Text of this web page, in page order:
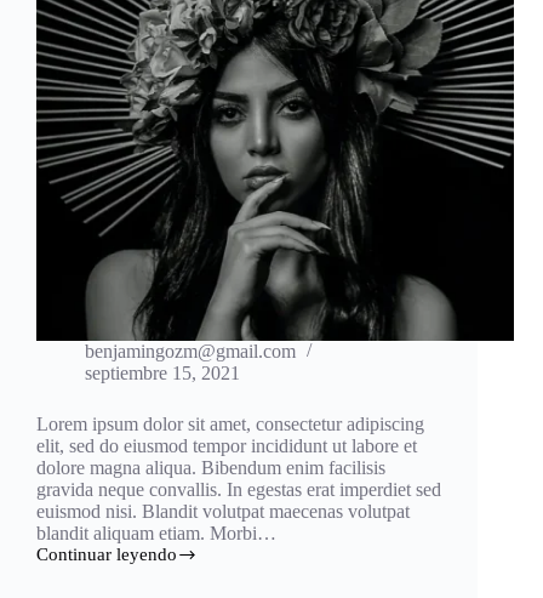
benjamingozm@gmail.com
septiembre 15, 2021
Lorem ipsum dolor sit amet, consectetur adipiscing
elit, sed do eiusmod tempor incididunt ut labore et
dolore magna aliqua. Bibendum enim facilisis
gravida neque convallis. In egestas erat imperdiet sed
euismod nisi. Blandit volutpat maecenas volutpat
blandit aliquam etiam. Morbi…
Continuar leyendo
Porttitor